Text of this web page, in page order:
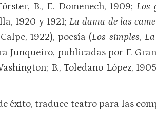
B., E. Domenech, 1909; Los
1920 y 1921; La dama de las
1922), poesía (Los simples,
Junqueiro, publicadas por F.
B., Toledano López,
éxito, traduce teatro para las